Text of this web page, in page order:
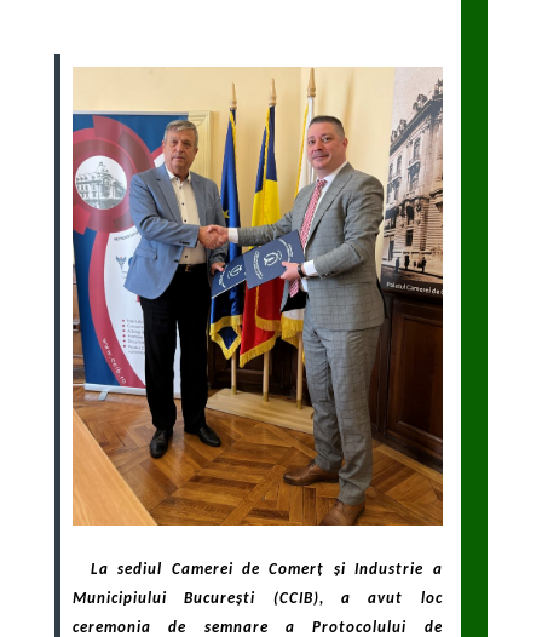
La sediul Camerei de Comerț și Industrie a
Municipiului București (CCIB), a avut loc
ceremonia de semnare a Protocolului de